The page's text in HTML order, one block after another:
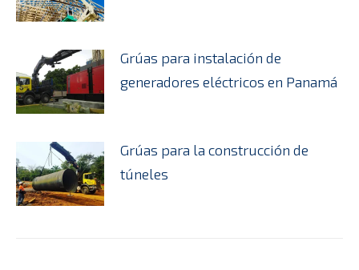
Grúas para instalación de
generadores eléctricos en Panamá
Grúas para la construcción de
túneles